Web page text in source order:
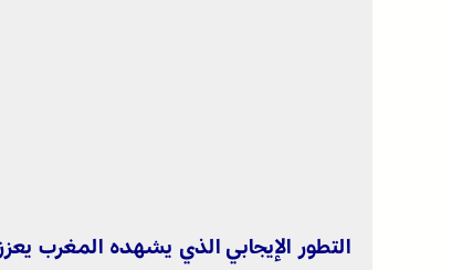
التطور الإيجابي الذي يشهده المغرب